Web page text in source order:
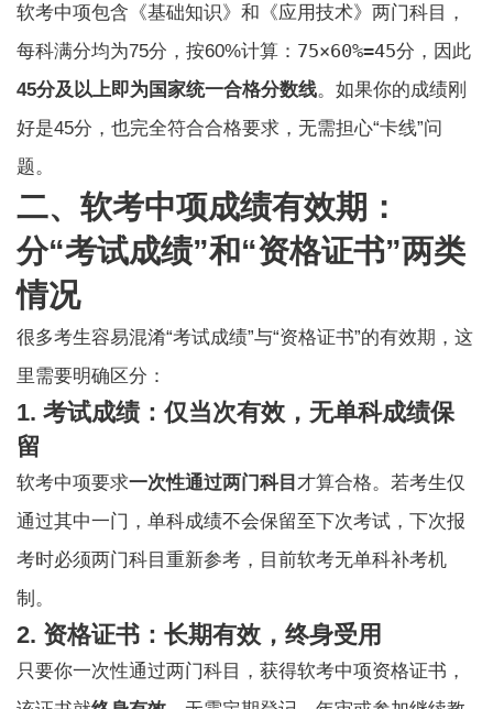
软考中项包含《基础知识》和《应用技术》两门科目，
每科满分均为75分，按60%计算： 75×60%=45分 ，因此
45分及以上即为国家统一合格分数线。如果你的成绩刚
好是45分，也完全符合合格要求，无需担心“卡线”问
题。
二、软考中项成绩有效期：
分“考试成绩”和“资格证书”两类
情况
很多考生容易混淆“考试成绩”与“资格证书”的有效期，这
里需要明确区分：
1. 考试成绩：仅当次有效，无单科成绩保
留
软考中项要求一次性通过两门科目 才算合格。若考生仅
通过其中一门，单科成绩不会保留至下次考试，下次报
考时必须两门科目重新参考，目前软考无单科补考机
制。
2. 资格证书：长期有效，终身受用
只要你一次性通过两门科目，获得软考中项资格证书，